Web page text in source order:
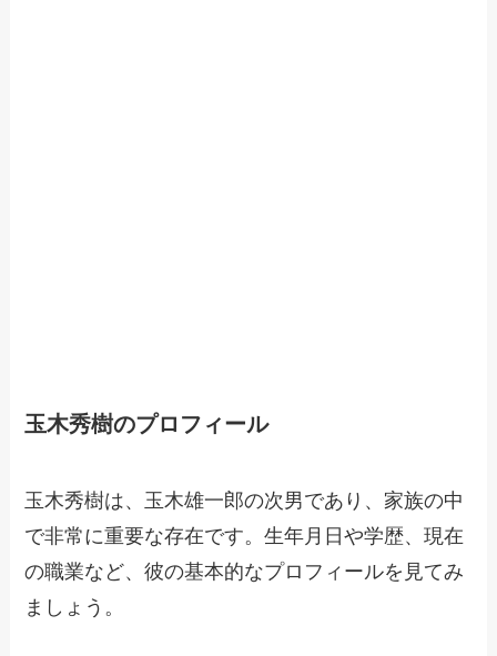
玉木秀樹のプロフィール
玉木秀樹は、玉木雄一郎の次男であり、家族の中
で非常に重要な存在です。生年月日や学歴、現在
の職業など、彼の基本的なプロフィールを見てみ
ましょう。